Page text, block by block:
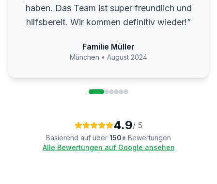
haben. Das Team ist super freundlich und
hilfsbereit. Wir kommen definitiv wieder!”
Familie Müller
München • August 2024
4.9/ 5
Basierend auf über 150+ Bewertungen
Alle Bewertungen auf Google ansehen